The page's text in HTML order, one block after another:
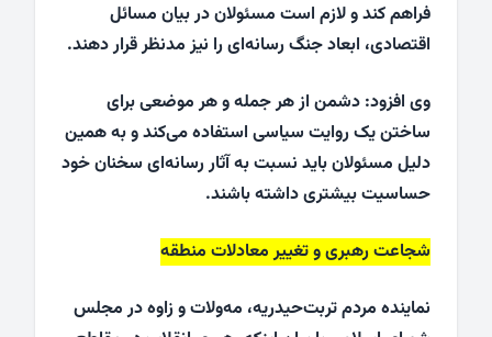
فراهم کند و لازم است مسئولان در بیان مسائل
اقتصادی، ابعاد جنگ رسانه‌ای را نیز مدنظر قرار دهند.
وی افزود: دشمن از هر جمله و هر موضعی برای
ساختن یک روایت سیاسی استفاده می‌کند و به همین
دلیل مسئولان باید نسبت به آثار رسانه‌ای سخنان خود
حساسیت بیشتری داشته باشند.
شجاعت رهبری و تغییر معادلات منطقه
نماینده مردم تربت‌حیدریه، مه‌ولات و زاوه در مجلس